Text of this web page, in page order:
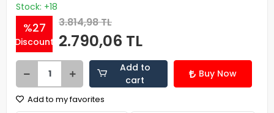
Stock: +18
%27
Discount
3.814,98 TL
2.790,06 TL
Add to
cart
Buy Now
Add to my favorites